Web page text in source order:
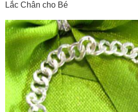
Lắc Chân cho Bé